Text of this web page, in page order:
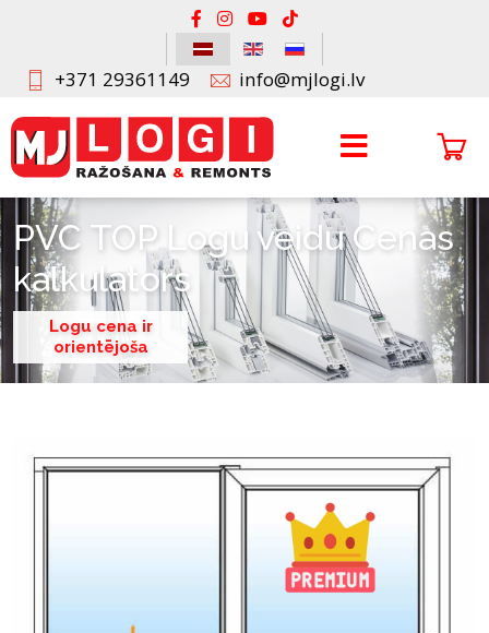
+371 29361149 info@mjlogi.lv
PVC TOP Logu veidu Cenas
kalkulators
Logu cena ir
orientējoša